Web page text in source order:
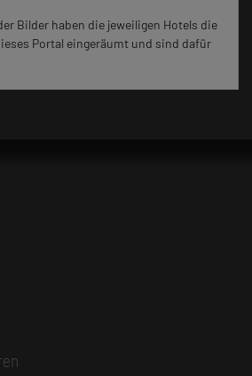
Bilder haben die jeweiligen Hotels die
Portal eingeräumt und sind dafür